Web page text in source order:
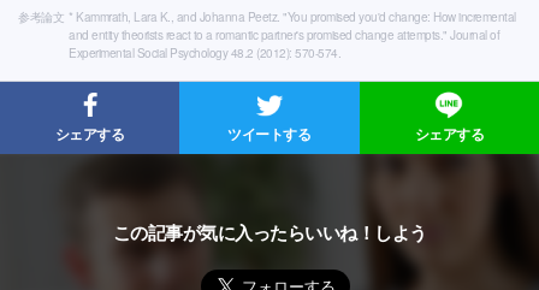
参考論文 * Kammrath, Lara K., and Johanna Peetz. "You promised you'd change: How incremental
and entity theorists react to a romantic partner's promised change attempts." Journal of
Experimental Social Psychology 48.2 (2012): 570-574.
シェアする ツイートする シェアする
この記事が気に入ったらいいね！しよう